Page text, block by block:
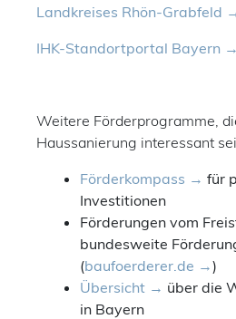
Landkreises Rhön-Grabfeld
IHK-Standortportal Bayern
Weitere Förderprogramme,
Haussanierung interessant
Förderkompass
für
Investitionen
Förderungen vom
bundesweite
(baufoerderer.de
)
Übersicht
über die
in Bayern